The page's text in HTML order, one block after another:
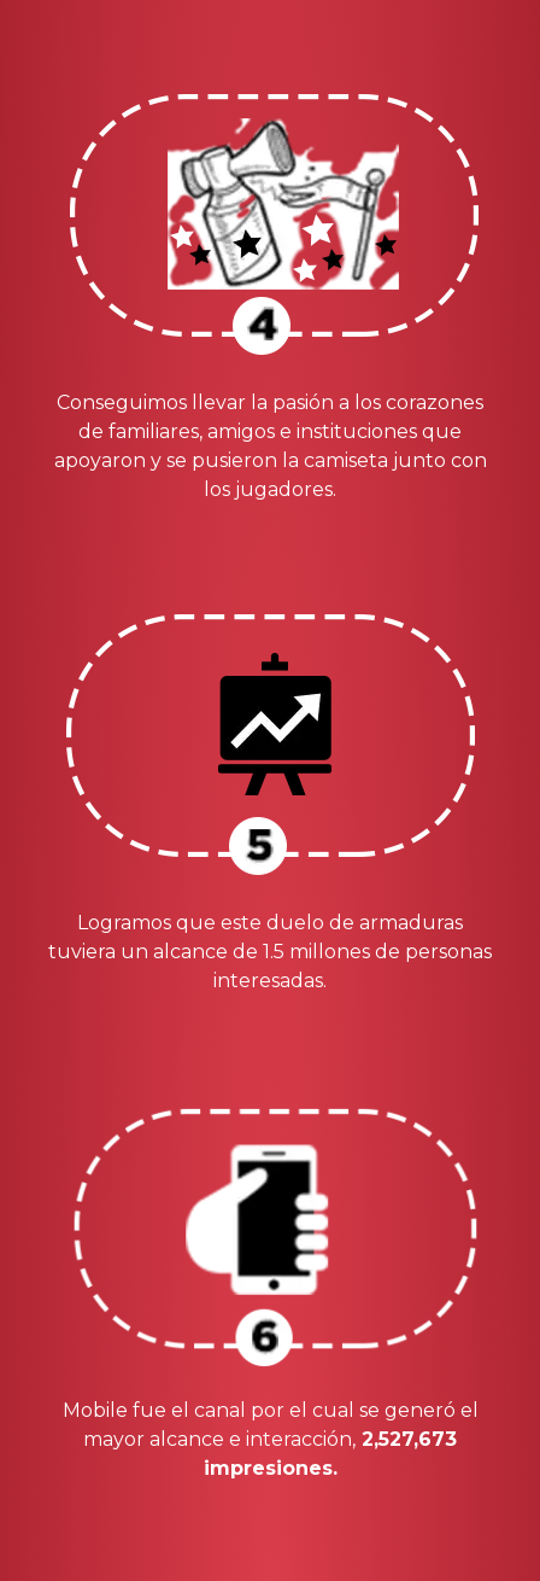
Conseguimos llevar la pasión a los corazones
de familiares, amigos e instituciones que
apoyaron y se pusieron la camiseta junto con
los jugadores.
Logramos que este duelo de armaduras
tuviera un alcance de 1.5 millones de personas
interesadas.
Mobile fue el canal por el cual se generó el
mayor alcance e interacción, 2,527,673
impresiones.